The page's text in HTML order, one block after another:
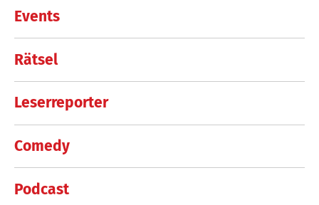
Events
Rätsel
Leserreporter
Comedy
Podcast